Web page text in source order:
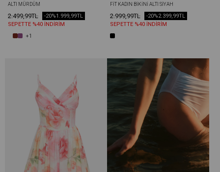
ALTI MÜRDÜM
2.499,99TL 1.999,99TL
-20%
SEPETTE %40 İNDİRİM
+1
FIT KADIN BIKINI ALTI SIYAH
2.999,99TL 2.399,99TL
-20%
SEPETTE %40 İNDİRİM